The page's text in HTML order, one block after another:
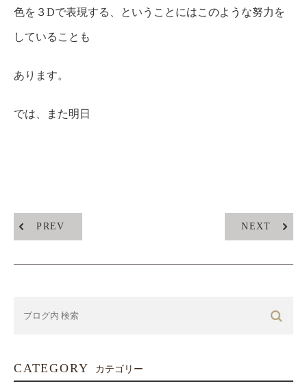
色を３Dで表現する、ということにはこのような努力を
していることも
あります。
では、また明日
PREV NEXT
CATEGORY カテゴリー